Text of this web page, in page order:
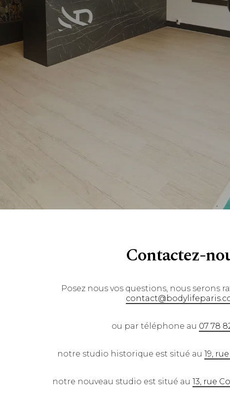
Contactez-
Posez nous vos questions, nous serons
ou par téléphone au 07 78
notre studio historique est situé au 19,
notre nouveau studio est situé au 13, rue